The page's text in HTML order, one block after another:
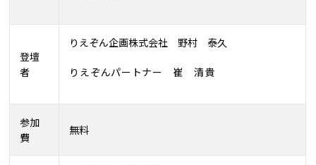
登壇
者
りえぞん企画株式会社 野村 泰久
りえぞんパートナー 崔 清貴
参加
費
無料